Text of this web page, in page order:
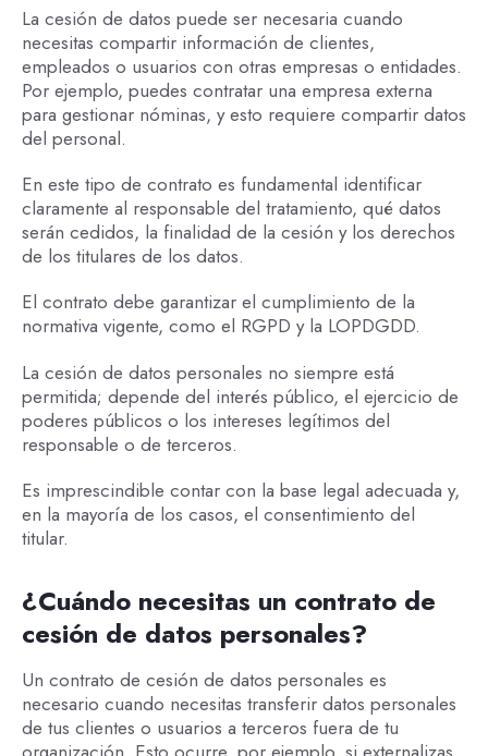
La cesión de datos puede ser necesaria cuando
necesitas compartir información de clientes,
empleados o usuarios con otras empresas o entidades.
Por ejemplo, puedes contratar una empresa externa
para gestionar nóminas, y esto requiere compartir datos
del personal.
En este tipo de contrato es fundamental identificar
claramente al responsable del tratamiento, qué datos
serán cedidos, la finalidad de la cesión y los derechos
de los titulares de los datos.
El contrato debe garantizar el cumplimiento de la
normativa vigente, como el RGPD y la LOPDGDD.
La cesión de datos personales no siempre está
permitida; depende del interés público, el ejercicio de
poderes públicos o los intereses legítimos del
responsable o de terceros.
Es imprescindible contar con la base legal adecuada y,
en la mayoría de los casos, el consentimiento del
titular.
¿Cuándo necesitas un contrato de
cesión de datos personales?
Un contrato de cesión de datos personales es
necesario cuando necesitas transferir datos personales
de tus clientes o usuarios a terceros fuera de tu